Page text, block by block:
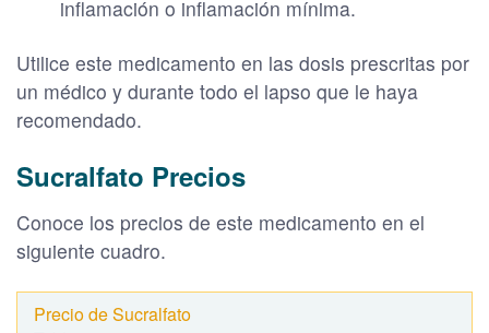
inflamación o inflamación mínima.
Utilice este medicamento en las dosis prescritas por
un médico y durante todo el lapso que le haya
recomendado.
Sucralfato Precios
Conoce los precios de este medicamento en el
siguiente cuadro.